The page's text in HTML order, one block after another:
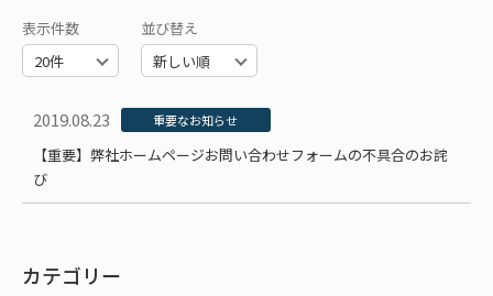
表示件数 並び替え
2019.08.23 重要なお知らせ
【重要】弊社ホームページお問い合わせフォームの不具合のお詫
び
カテゴリー